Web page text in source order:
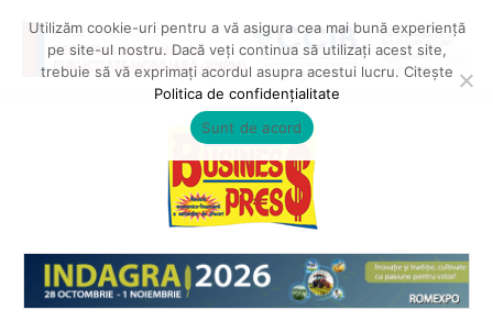
Utilizăm cookie-uri pentru a vă asigura cea mai bună experiență
pe site-ul nostru. Dacă veți continua să utilizați acest site,
trebuie să vă exprimați acordul asupra acestui lucru. Citește
Politica de confidențialitate
Sunt de acord